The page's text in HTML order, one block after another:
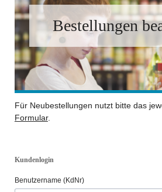
Bestellungen
Für Neubestellungen nutzt bitte das
Formular.
Kundenlogin
Benutzername (KdNr)